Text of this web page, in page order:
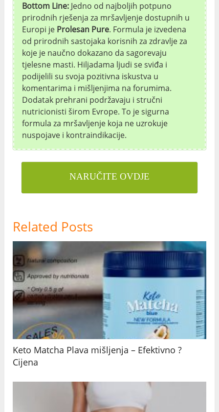
Bottom Line: Jedno od najboljih potpuno
prirodnih rješenja za mršavljenje dostupnih u
Europi je Prolesan Pure. Formula je izvedena
od prirodnih sastojaka korisnih za zdravlje za
koje je naučno dokazano da sagorevaju
tjelesne masti. Hiljadama ljudi se sviđa i
podijelili su svoja pozitivna iskustva u
komentarima i mišljenjima na forumima.
Dodatak prehrani podržavaju i stručni
nutricionisti širom Evrope. To je sigurna
formula za mršavljenje koja ne uzrokuje
nuspojave i kontraindikacije.
NARUČITE OVDJE
Related Posts
Keto Matcha Plava mišljenja – Efektivno ?
Cijena